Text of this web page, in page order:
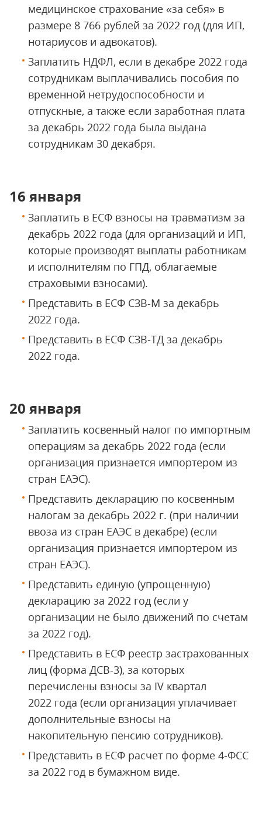
медицинское страхование «за себя» в
размере 8 766 рублей за 2022 год (для ИП,
нотариусов и адвокатов).
Заплатить НДФЛ, если в декабре 2022 года
сотрудникам выплачивались пособия по
временной нетрудоспособности и
отпускные, а также если заработная плата
за декабрь 2022 года была выдана
сотрудникам 30 декабря.
16 января
Заплатить в ЕСФ взносы на травматизм за
декабрь 2022 года (для организаций и ИП,
которые производят выплаты работникам
и исполнителям по ГПД, облагаемые
страховыми взносами).
Представить в ЕСФ СЗВ-М за декабрь
2022 года.
Представить в ЕСФ СЗВ-ТД за декабрь
2022 года.
20 января
Заплатить косвенный налог по импортным
операциям за декабрь 2022 года (если
организация признается импортером из
стран ЕАЭС).
Представить декларацию по косвенным
налогам за декабрь 2022 г. (при наличии
ввоза из стран ЕАЭС в декабре) (если
организация признается импортером из
стран ЕАЭС).
Представить единую (упрощенную)
декларацию за 2022 год (если у
организации не было движений по счетам
за 2022 год).
Представить в ЕСФ реестр застрахованных
лиц (форма ДСВ-3), за которых
перечислены взносы за IV квартал
2022 года (если организация уплачивает
дополнительные взносы на
накопительную пенсию сотрудников).
Представить в ЕСФ расчет по форме 4-ФСС
за 2022 год в бумажном виде.